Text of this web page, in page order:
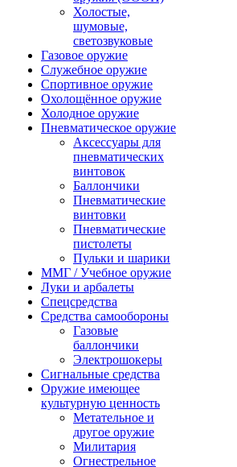
Холостые,
шумовые,
светозвуковые
Газовое оружие
Служебное оружие
Спортивное оружие
Охолощённое оружие
Холодное оружие
Пневматическое оружие
Аксессуары для
пневматических
винтовок
Баллончики
Пневматические
винтовки
Пневматические
пистолеты
Пульки и шарики
ММГ / Учебное оружие
Луки и арбалеты
Спецсредства
Средства самообороны
Газовые
баллончики
Электрошокеры
Сигнальные средства
Оружие имеющее
культурную ценность
Метательное и
другое оружие
Милитария
Огнестрельное